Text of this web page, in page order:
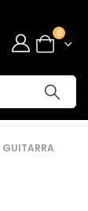
0
GUITARRA